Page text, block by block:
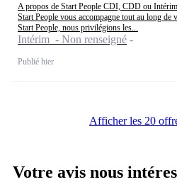
A propos de Start People CDI, CDD ou
Start People vous accompagne tout au long de
Start People, nous privilégions les...
Intérim - Non renseigné
Publié hier
Afficher les 20
Votre avis nous